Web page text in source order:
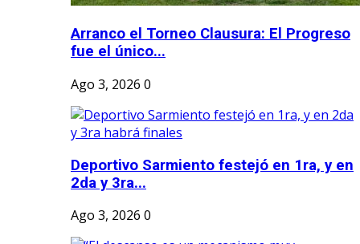
Arranco el Torneo Clausura: El Progreso
fue el único...
Ago 3, 2026 0
Deportivo Sarmiento festejó en 1ra, y en
2da y 3ra...
Ago 3, 2026 0